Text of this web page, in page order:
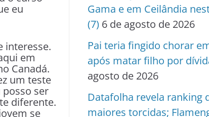
eu
interesse.
em
Canadá.
um teste
posso ser
diferente.
se
Gama e em Ceilândia
(7) 6 de agosto de 2026
Pai teria fingido chorar
após matar filho por
agosto de 2026
Datafolha revela ranking
maiores torcidas;